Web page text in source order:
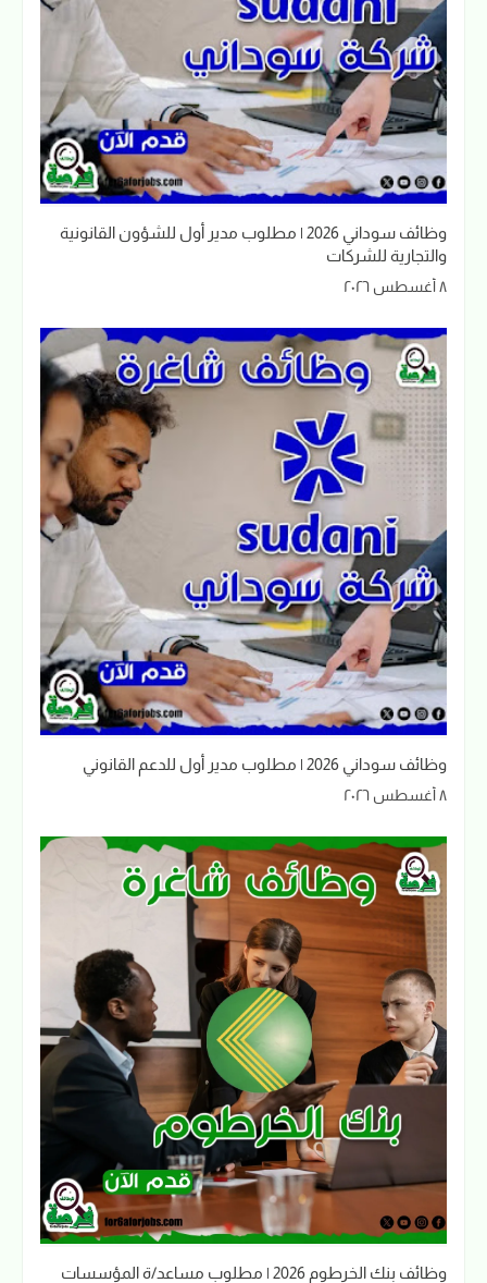
وظائف سوداني 2026 | مطلوب مدير أول للشؤون القانونية
والتجارية للشركات
٨ أغسطس ٢٠٢٦
وظائف سوداني 2026 | مطلوب مدير أول للدعم القانوني
٨ أغسطس ٢٠٢٦
وظائف بنك الخرطوم 2026 | مطلوب مساعد/ة المؤسسات